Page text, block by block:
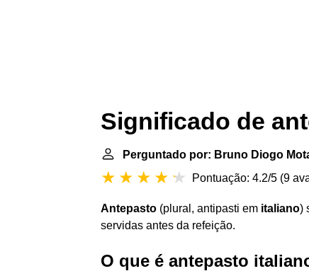
Significado de
Perguntado por: Bruno Diogo
Pontuação: 4.2/5 (9
Antepasto (plural, antipasti em italiano)
servidas antes da refeição.
O que é antepasto